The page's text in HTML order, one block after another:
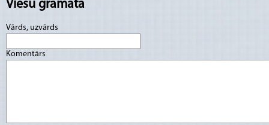
Viesu grāmata
Vārds, uzvārds
Komentārs